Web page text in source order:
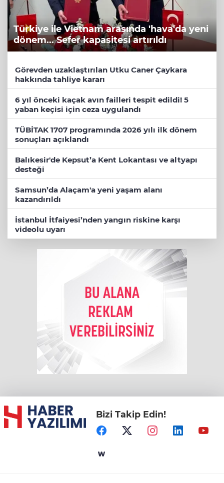
Türkiye ile Vietnam arasında 'hava'da yeni
dönem... Sefer kapasitesi artırıldı
Görevden uzaklaştırılan Utku Caner Çaykara
hakkında tahliye kararı
6 yıl önceki kaçak avın failleri tespit edildi! 5
yaban keçisi için ceza uygulandı
TÜBİTAK 1707 programında 2026 yılı ilk dönem
sonuçları açıklandı
Balıkesir'de Kepsut’a Kent Lokantası ve altyapı
desteği
Samsun’da Alaçam'a yeni yaşam alanı
kazandırıldı
İstanbul İtfaiyesi’nden yangın riskine karşı
videolu uyarı
Bizi Takip Edin!